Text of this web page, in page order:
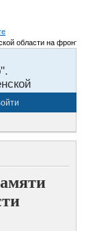
области на фронты